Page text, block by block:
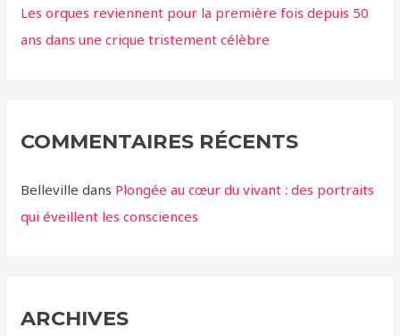
Les orques reviennent pour la première fois depuis 50
ans dans une crique tristement célèbre
COMMENTAIRES RÉCENTS
Belleville dans Plongée au cœur du vivant : des portraits
qui éveillent les consciences
ARCHIVES